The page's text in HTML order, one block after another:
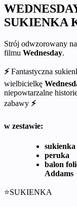
SUKIENKA
Strój odwzorowany
filmu Wednesday.
⚡Fantastyczna
wielbicielkę
niepowtarzalne
zabawy ⚡
w zestawie:
sukienka
peruka
balon
Addams
⭐SUKIENKA